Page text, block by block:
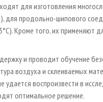
для изготовления
для продольно­-шипового
Кроме того, их применяют
и проводит обучение
воздуха и склеиваемых
удается воспроизвести в
оптимальное решение.